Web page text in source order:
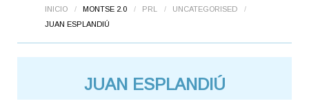
INICIO / MONTSE 2.0 / PRL / UNCATEGORISED
/
JUAN ESPLANDIÚ
JUAN ESPLANDIÚ